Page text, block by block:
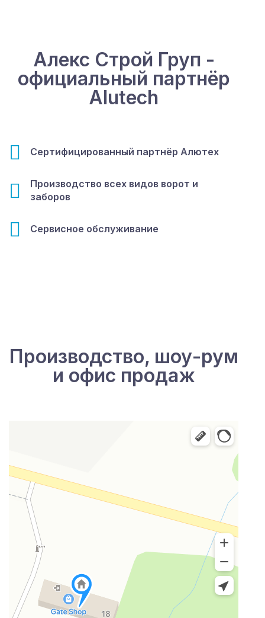
Алекс Строй Груп -
официальный партнёр
Alutech
Сертифицированный партнёр Алютех
Производство всех видов ворот и
заборов
Сервисное обслуживание
Производство, шоу-рум
и офис продаж